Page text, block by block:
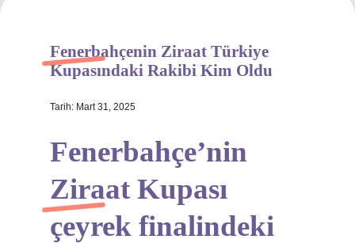
Hakkımızda
Fenerbahçenin Ziraat Türkiye
Kupasındaki Rakibi Kim Oldu
Tarih: Mart 31, 2025
Fenerbahçe’nin
Ziraat Kupası
çeyrek finalindeki